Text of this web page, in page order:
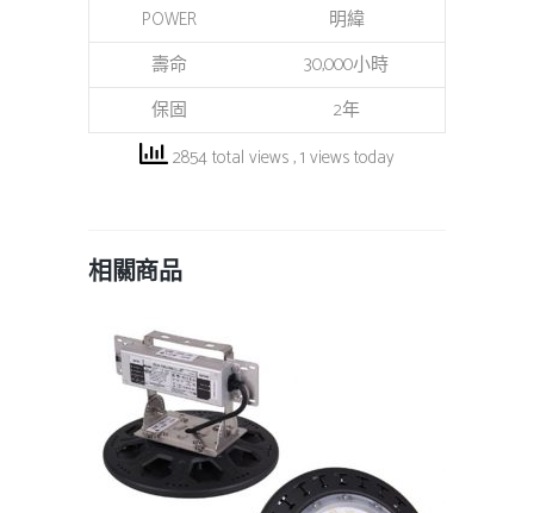
POWER
明緯
壽命
30,000小時
保固
2年
2854 total views, 1 views today
相關商品